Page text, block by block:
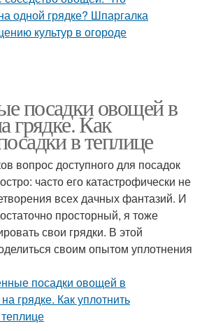
посадки овощей в
грядке. Как
в теплице
вопрос доступного для посадок
часто его катастрофически не
всех дачных фантазий. И
просторный, я тоже
свои грядки. В этой
своим опытом уплотнения